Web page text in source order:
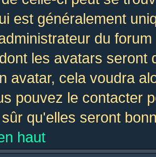
est généralement
du
les avatars seront
avatar, cela voudra
pouvez le contacter
qu'elles seront
haut